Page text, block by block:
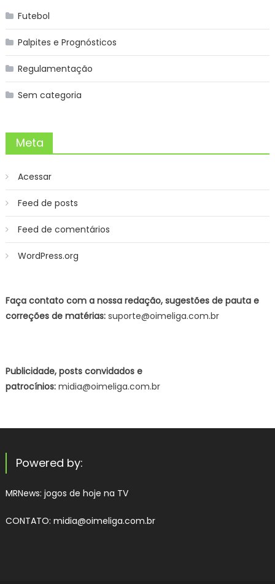
Futebol
Palpites e Prognósticos
Regulamentação
Sem categoria
Meta
Acessar
Feed de posts
Feed de comentários
WordPress.org
Faça contato com a nossa redação, sugestões de pauta e
correções de matérias:suporte@oimeliga.com.br
Publicidade, posts convidados e
patrocínios:midia@oimeliga.com.br
Powered by:
MRNews: jogos de hoje na TV
CONTATO: midia@oimeliga.com.br